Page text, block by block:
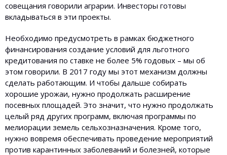
совещания говорили аграрии. Инвесторы готовы
вкладываться в эти проекты.
Необходимо предусмотреть в рамках бюджетного
финансирования создание условий для льготного
кредитования по ставке не более 5% годовых – мы об
этом говорили. В 2017 году мы этот механизм должны
сделать работающим. И чтобы дальше собирать
хорошие урожаи, нужно продолжать расширение
посевных площадей. Это значит, что нужно продолжать
целый ряд других программ, включая программы по
мелиорации земель сельхозназначения. Кроме того,
нужно вовремя обеспечивать проведение мероприятий
против карантинных заболеваний и болезней, которые